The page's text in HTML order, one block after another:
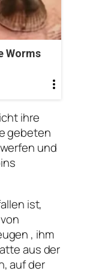
Worms
ihre
gebeten
und
ist,
, ihm
aus der
auf der